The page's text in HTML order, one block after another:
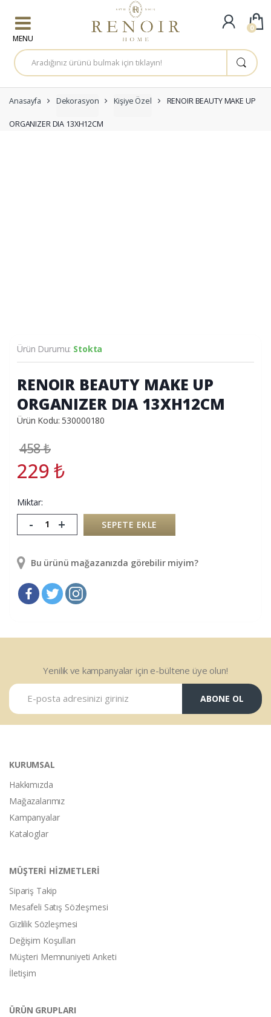
A
r
a
a
:
Anasayfa Dekorasyon Kişiye Özel RENOIR BEAUTY MAKE UP
ORGANIZER DIA 13XH12CM
Ürün Durumu: Stokta
RENOIR BEAUTY MAKE UP
ORGANIZER DIA 13XH12CM
Ürün Kodu: 530000180
458₺
229₺
Miktar:
- + SEPETE EKLE
Bu ürünü mağazanızda görebilir miyim?
Yenilik ve kampanyalar için e-bültene üye olun!
ABONE OL
KURUMSAL
Hakkımızda
Mağazalarımız
Kampanyalar
Kataloglar
MÜŞTERİ HİZMETLERİ
Sipariş Takip
Mesafeli Satış Sözleşmesi
Gizlilik Sözleşmesi
Değişim Koşulları
Müşteri Memnuniyeti Anketi
İletişim
ÜRÜN GRUPLARI
0